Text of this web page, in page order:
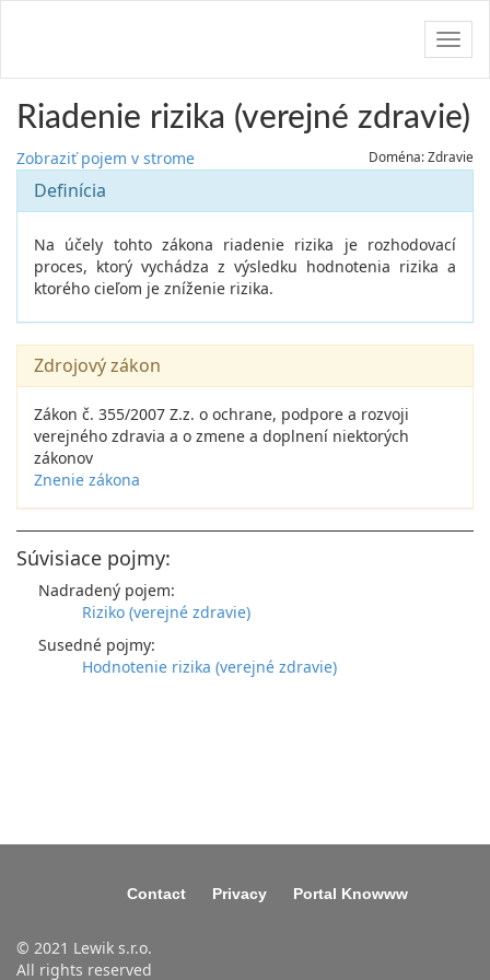
Riadenie rizika (verejné zdravie)
Zobraziť pojem v strome Doména: Zdravie
Definícia
Na účely tohto zákona riadenie rizika je rozhodovací
proces, ktorý vychádza z výsledku hodnotenia rizika a
ktorého cieľom je zníženie rizika.
Zdrojový zákon
Zákon č. 355/2007 Z.z. o ochrane, podpore a rozvoji
verejného zdravia a o zmene a doplnení niektorých
zákonov
Znenie zákona
Súvisiace pojmy:
Nadradený pojem:
Riziko (verejné zdravie)
Susedné pojmy:
Hodnotenie rizika (verejné zdravie)
Contact Privacy Portal Knowww
© 2021 Lewik s.r.o.
All rights reserved